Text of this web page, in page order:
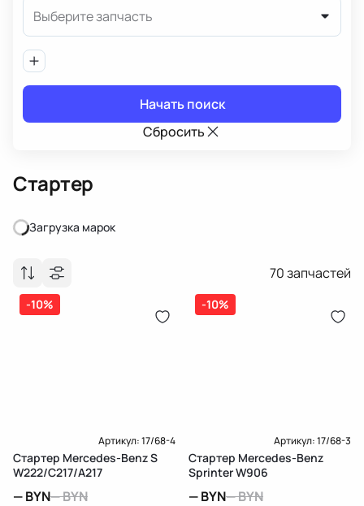
Выберите запчасть
Начать поиск
Сбросить
Стартер
Загрузка марок
Загрузка марок
70запчастей
-10%
Артикул:17/68-4
Стартер Mercedes-Benz S
W222/C217/A217
—BYN—BYN
-10%
Артикул:17/68-3
Стартер Mercedes-Benz
Sprinter W906
—BYN—BYN